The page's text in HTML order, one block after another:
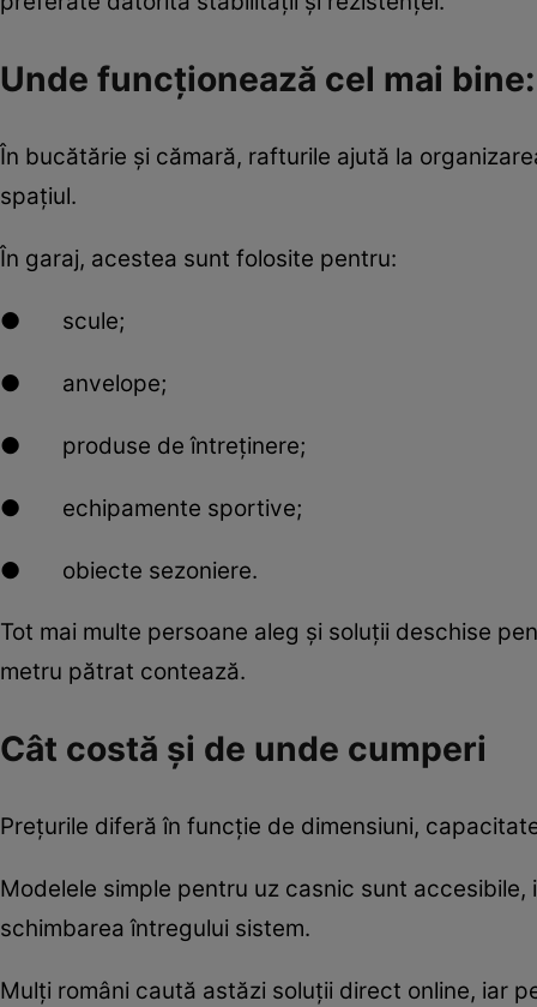
Unde funcționează cel mai
În bucătărie și cămară, rafturile ajută la
spațiul.
În garaj, acestea sunt folosite pentru:
● scule;
● anvelope;
● produse de întreținere;
● echipamente sportive;
● obiecte sezoniere.
Tot mai multe persoane aleg și soluții deschise
metru pătrat contează.
Cât costă și de unde cumperi
Prețurile diferă în funcție de dimensiuni,
Modelele simple pentru uz casnic sunt
schimbarea întregului sistem.
Mulți români caută astăzi soluții direct online, iar